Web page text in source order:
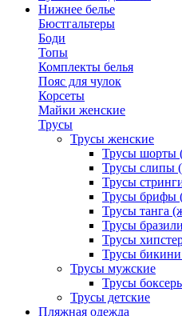
Нижнее белье
Бюстгальтеры
Боди
Топы
Комплекты белья
Пояс для чулок
Корсеты
Майки женские
Трусы
Трусы женские
Трусы шорты
Трусы слипы
Трусы
Трусы брифы
Трусы танга
Трусы
Трусы
Трусы
Трусы мужские
Трусы
Трусы детские
Пляжная одежда